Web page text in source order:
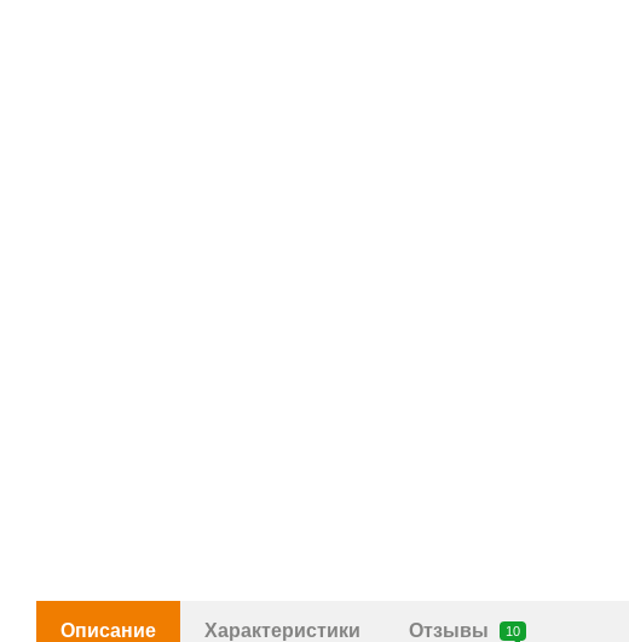
Описание Характеристики Отзывы 10